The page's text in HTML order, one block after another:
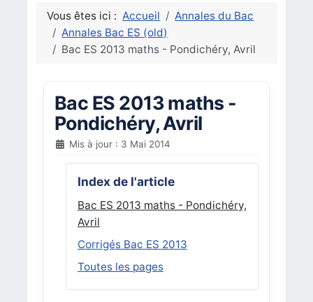
Vous êtes ici : Accueil
Annales du Bac
Annales Bac ES (old)
Bac ES 2013 maths - Pondichéry, Avril
Bac ES 2013 maths -
Pondichéry, Avril
Mis à jour : 3 Mai 2014
Index de l'article
Bac ES 2013 maths - Pondichéry,
Avril
Corrigés Bac ES 2013
Toutes les pages